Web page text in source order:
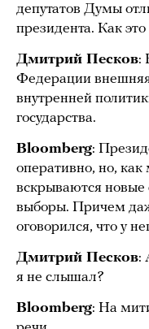
депутатов Думы
президента. Как
Дмитрий Песков:
Федерации
внутренней
государства.
Bloomberg:
оперативно, но,
вскрываются новые
выборы. Причем
оговорился, что у
Дмитрий Песков:
я не слышал?
Bloomberg: На